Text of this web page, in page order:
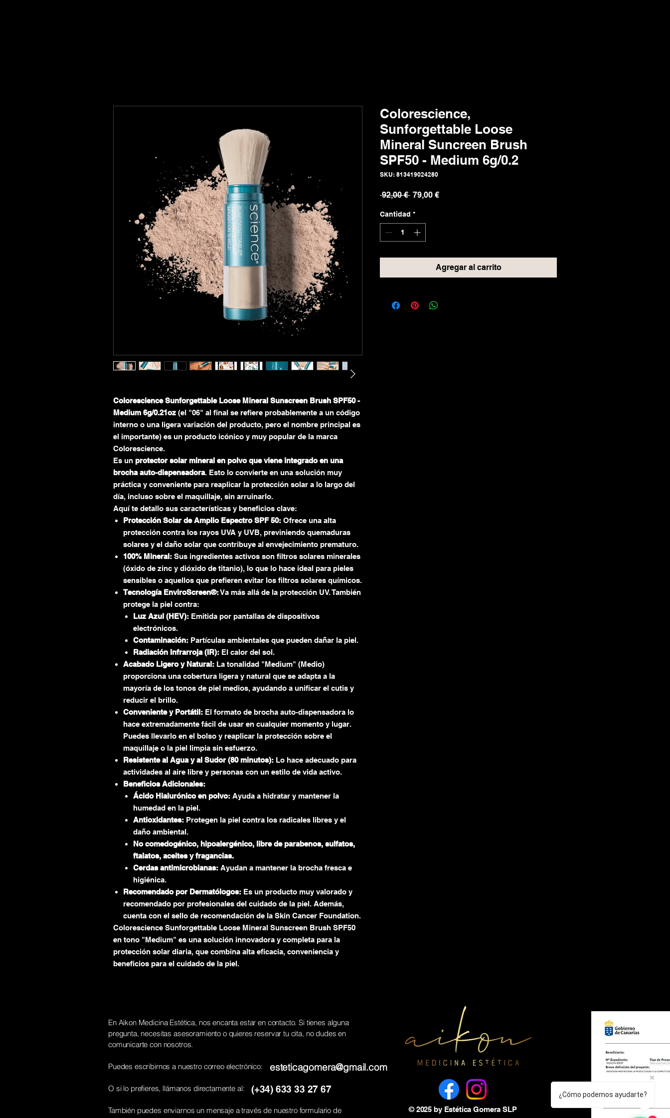
Colorescience Sunforgettable Loose Mineral Sunscreen Brush SPF50 -
Medium 6g/0.21oz (el "06" al final se refiere probablemente a un código
interno o una ligera variación del producto, pero el nombre principal es
el importante) es un producto icónico y muy popular de la marca
Colorescience.
Es un protector solar mineral en polvo que viene integrado en una
brocha auto-dispensadora. Esto lo convierte en una solución muy
práctica y conveniente para reaplicar la protección solar a lo largo del
día, incluso sobre el maquillaje, sin arruinarlo.
Aquí te detallo sus características y beneficios clave:
Protección Solar de Amplio Espectro SPF 50: Ofrece una alta
protección contra los rayos UVA y UVB, previniendo quemaduras
solares y el daño solar que contribuye al envejecimiento prematuro.
100% Mineral: Sus ingredientes activos son filtros solares minerales
(óxido de zinc y dióxido de titanio), lo que lo hace ideal para pieles
sensibles o aquellos que prefieren evitar los filtros solares químicos.
Tecnología EnviroScreen®:Va más allá de la protección UV.También
protege la piel contra:
Luz Azul (HEV): Emitida por pantallas de dispositivos
electrónicos.
Contaminación: Partículas ambientales que pueden dañar la piel.
Radiación Infrarroja (IR): El calor del sol.
Acabado Ligero y Natural: La tonalidad "Medium" (Medio)
proporciona una cobertura ligera y natural que se adapta a la
mayoría de los tonos de piel medios, ayudando a unificar el cutis y
reducir el brillo.
Conveniente y Portátil: El formato de brocha auto-dispensadora lo
hace extremadamente fácil de usar en cualquier momento y lugar.
Puedes llevarlo en el bolso y reaplicar la protección sobre el
maquillaje o la piel limpia sin esfuerzo.
Resistente al Agua y al Sudor (80 minutos): Lo hace adecuado para
actividades al aire libre y personas con un estilo de vida activo.
Beneficios Adicionales:
Ácido Hialurónico en polvo: Ayuda a hidratar y mantener la
humedad en la piel.
Antioxidantes: Protegen la piel contra los radicales libres y el
daño ambiental.
No comedogénico, hipoalergénico, libre de parabenos, sulfatos,
ftalatos, aceites y fragancias.
Cerdas antimicrobianas: Ayudan a mantener la brocha fresca e
higiénica.
Recomendado por Dermatólogos: Es un producto muy valorado y
recomendado por profesionales del cuidado de la piel. Además,
cuenta con el sello de recomendación de la Skin Cancer Foundation.
Colorescience Sunforgettable Loose Mineral Sunscreen Brush SPF50
en tono "Medium" es una solución innovadora y completa para la
protección solar diaria, que combina alta eficacia, conveniencia y
beneficios para el cuidado de la piel.
Colorescience,
Sunforgettable Loose
Mineral Suncreen Brush
SPF50 - Medium 6g/0.2
SKU: 813419024280
92,00 € Precio
79,00 €Precio de oferta
Cantidad *
Agregar al carrito
En Aikon Medicina Estética, nos encanta estar en contacto. Si tienes alguna
pregunta, necesitas asesoramiento o quieres reservar tu cita, no dudes en
comunicarte con nosotros.
Puedes escribirnos a nuestro correo electrónico:
O si lo prefieres, llámanos directamente al:
También puedes enviarnos un mensaje a través de nuestro formulario de
(+34) 633 33 27 67
esteticagomera@gmail.com
© 2025 by Estética Gomera SLP
¿Cómo podemos ayudarte?